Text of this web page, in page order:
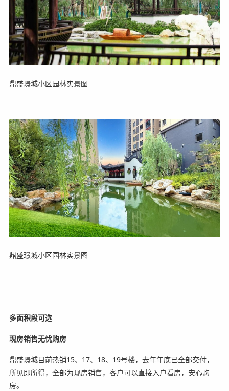
鼎盛璟城小区园林实景图
鼎盛璟城小区园林实景图
多面积段可选
现房销售无忧购房
鼎盛璟城目前热销15、17、18、19号楼，去年年底已全部交付，
所见即所得，全部为现房销售，客户可以直接入户看房，安心购
房。